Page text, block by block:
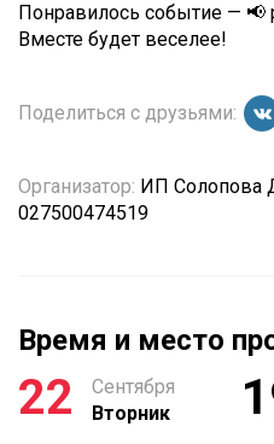
Понравилось событие — 📢
Вместе будет веселее!
Поделиться с друзьями:
Организатор: ИП Солопова
027500474519
Время и место
22
Сентября
Вторник